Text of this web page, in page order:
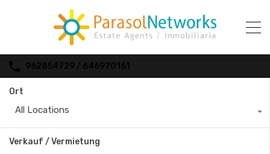
962854729 / 646970161
Ort
All Locations
Verkauf / Vermietung